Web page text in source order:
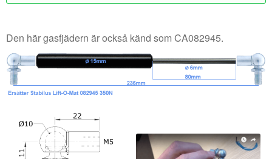
Den här gasfjädern är också känd som CA082945.